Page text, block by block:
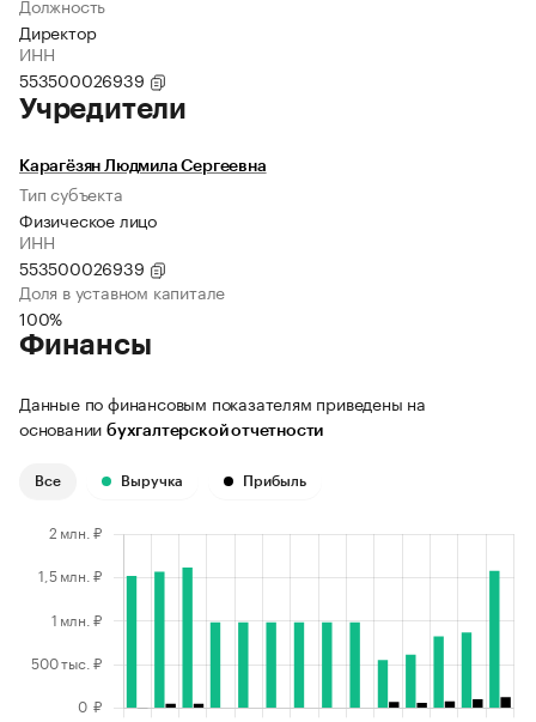
Должность
Директор
ИНН
553500026939
Учредители
Карагёзян Людмила Сергеевна
Тип субъекта
Физическое лицо
ИНН
553500026939
Доля в уставном капитале
100%
Финансы
Данные по финансовым показателям приведены на
основании бухгалтерской отчетности
Все Выручка Прибыль